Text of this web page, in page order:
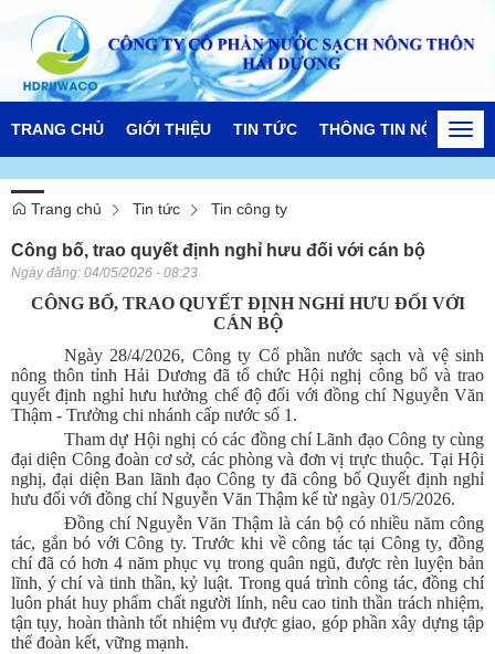
TRANG CHỦ GIỚI THIỆU TIN TỨC THÔNG TIN NỘI BỘ
Trang chủ Tin tức Tin công ty
Công bố, trao quyết định nghỉ hưu đối với cán bộ
Ngày đăng: 04/05/2026 - 08:23
CÔNG BỐ, TRAO QUYẾT ĐỊNH NGHỈ HƯU ĐỐI VỚI
CÁN BỘ
Ngày 28/4/2026, Công ty Cổ phần nước sạch và vệ sinh
nông thôn tỉnh Hải Dương đã tổ chức Hội nghị công bố và trao
quyết định nghỉ hưu hưởng chế độ đối với đồng chí Nguyễn Văn
Thậm - Trưởng chi nhánh cấp nước số 1.
Tham dự Hội nghị có các đồng chí Lãnh đạo Công ty cùng
đại diện Công đoàn cơ sở, các phòng và đơn vị trực thuộc. Tại Hội
nghị, đại diện Ban lãnh đạo Công ty đã công bố Quyết định nghỉ
hưu đối với đồng chí Nguyễn Văn Thậm kể từ ngày 01/5/2026.
Đồng chí Nguyễn Văn Thậm là cán bộ có nhiều năm công
tác, gắn bó với Công ty. Trước khi về công tác tại Công ty, đồng
chí đã có hơn 4 năm phục vụ trong quân ngũ, được rèn luyện bản
lĩnh, ý chí và tinh thần, kỷ luật. Trong quá trình công tác, đồng chí
luôn phát huy phẩm chất người lính, nêu cao tinh thần trách nhiệm,
tận tụy, hoàn thành tốt nhiệm vụ được giao, góp phần xây dựng tập
thể đoàn kết, vững mạnh.